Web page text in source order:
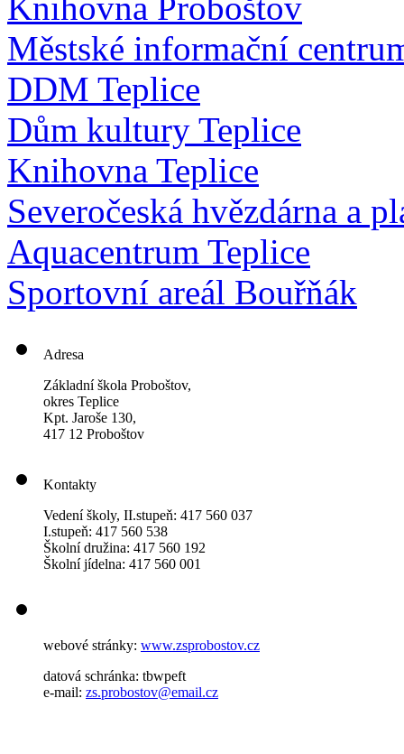
Knihovna Proboštov
Městské informační
DDM Teplice
Dům kultury Teplice
Knihovna Teplice
Severočeská hvězdárna a
Aquacentrum Teplice
Sportovní areál Bouřňák
Adresa
Základní škola Proboštov,
okres Teplice
Kpt. Jaroše 130,
417 12 Proboštov
Kontakty
Vedení školy, II.stupeň: 417 560 037
I.stupeň: 417 560 538
Školní družina: 417 560 192
Školní jídelna: 417 560 001
webové stránky: www.zsprobostov.cz
datová schránka: tbwpeft
e-mail: zs.probostov@email.cz